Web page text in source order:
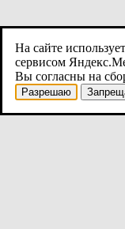
На сайте
сервисом
Вы согласны на
Разрешаю